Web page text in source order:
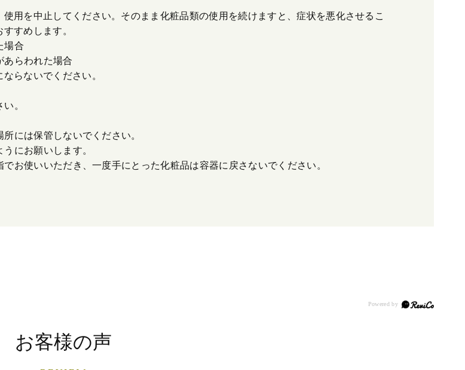
用を中止してください。そのまま化粧品類の使用を続けますと、症状を悪化させるこ
すめします。
場合
あらわれた場合
らないでください。
。
には保管しないでください。
にお願いします。
お使いいただき、一度手にとった化粧品は容器に戻さないでください。
お客様の声